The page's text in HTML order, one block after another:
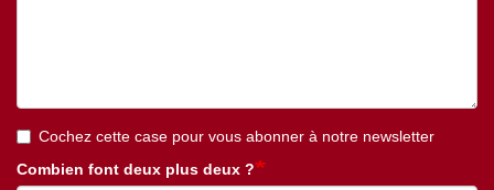
Cochez cette case pour vous abonner à notre newsletter
Combien font deux plus deux ?